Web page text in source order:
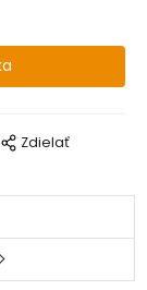
Zdielať